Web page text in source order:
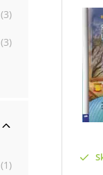
(3)
(3)
(1 )